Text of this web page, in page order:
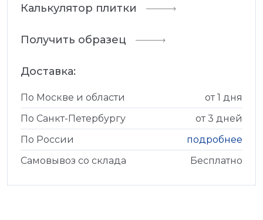
Калькулятор плитки
Получить образец
Доставка:
По Москве и области
от 1 дня
По Санкт-Петербургу
от 3 дней
По России
подробнее
Самовывоз со склада
Бесплатно